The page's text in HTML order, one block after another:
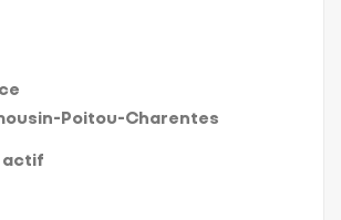
Poitou-Charentes
actif